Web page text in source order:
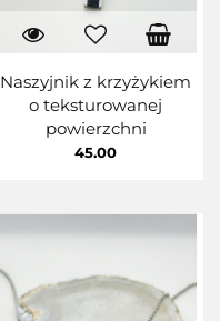
Naszyjnik z krzyżykiem
o teksturowanej
powierzchni
45.00